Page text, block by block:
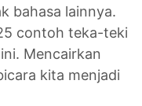
bahasa lainnya.
contoh teka-teki
Mencairkan
kita menjadi